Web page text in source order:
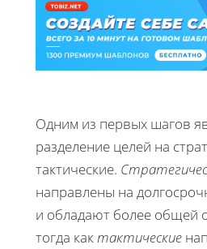
Одним из первых шагов
разделение целей на
тактические.
направлены на
и обладают более общей
тогда как тактические